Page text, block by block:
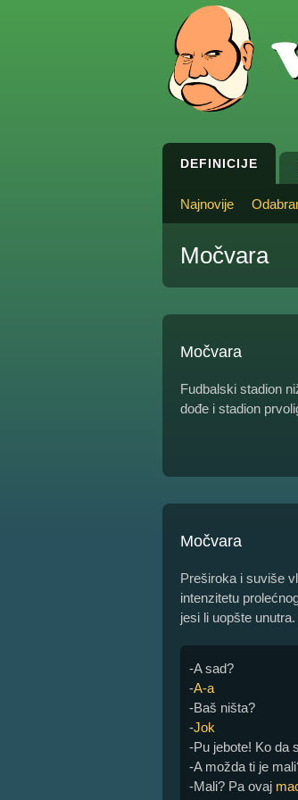
DEFINICIJE
Najnovije
Močvara
Močvara
Fudbalski stadion
dođe i stadion
Močvara
Preširoka i suviše
intenzitetu
jesi li uopšte
-A sad?
-A-a
-Baš ništa?
-Jok
-Pu jebote! Ko da
-A možda ti je
-Mali? Pa ovaj